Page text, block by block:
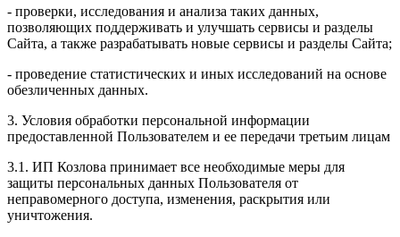
- проверки, исследования и анализа таких данных,
позволяющих поддерживать и улучшать сервисы и разделы
Сайта, а также разрабатывать новые сервисы и разделы Сайта;
- проведение статистических и иных исследований на основе
обезличенных данных.
3. Условия обработки персональной информации
предоставленной Пользователем и ее передачи третьим лицам
3.1. ИП Козлова принимает все необходимые меры для
защиты персональных данных Пользователя от
неправомерного доступа, изменения, раскрытия или
уничтожения.